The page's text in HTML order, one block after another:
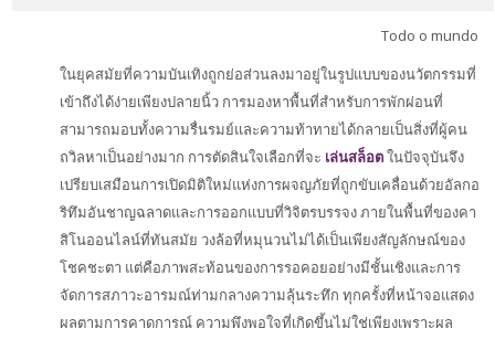
cursos
Todo o mundo
ในยุคสมัยที่ความบันเทิงถูกย่อส่วนลงมาอยู่ในรูปแบบของนวัตกรรมที่
เข้าถึงได้ง่ายเพียงปลายนิ้ว การมองหาพื้นที่สำหรับการพักผ่อนที่
สามารถมอบทั้งความรื่นรมย์และความท้าทายได้กลายเป็นสิ่งที่ผู้คน
ถวิลหาเป็นอย่างมาก การตัดสินใจเลือกที่จะ เล่นสล็อตในปัจจุบันจึง
เปรียบเสมือนการเปิดมิติใหม่แห่งการผจญภัยที่ถูกขับเคลื่อนด้วยอัลกอ
ริทึมอันชาญฉลาดและการออกแบบที่วิจิตรบรรจง ภายในพื้นที่ของคา
สิโนออนไลน์ที่ทันสมัย วงล้อที่หมุนวนไม่ได้เป็นเพียงสัญลักษณ์ของ
โชคชะตา แต่คือภาพสะท้อนของการรอคอยอย่างมีชั้นเชิงและการ
จัดการสภาวะอารมณ์ท่ามกลางความลุ้นระทึก ทุกครั้งที่หน้าจอแสดง
ผลตามการคาดการณ์ ความพึงพอใจที่เกิดขึ้นไม่ใช่เพียงเพราะผล